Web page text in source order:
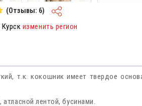
желтый в золоте
серебре
(Отзывы: 6)
Курск изменить регион
т.к. кокошник имеет твердое
лентой, бусинами.